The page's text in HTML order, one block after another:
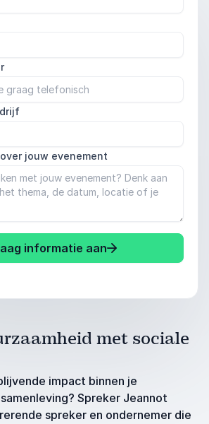
jouw evenement
informatie aan
met sociale
impact binnen je
Spreker Jeannot
spreker en ondernemer die